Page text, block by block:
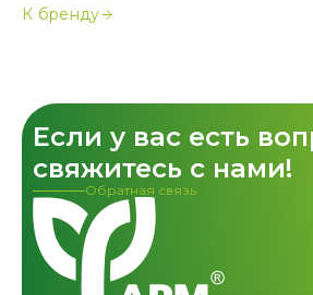
К бренду
Если у вас есть
свяжитесь с нами!
Обратная связь